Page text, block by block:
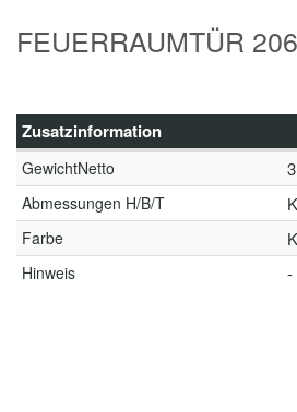
FEUERRAUMTÜR
Zusatzinformation
GewichtNetto
Abmessungen H/B/T
Farbe
Hinweis -